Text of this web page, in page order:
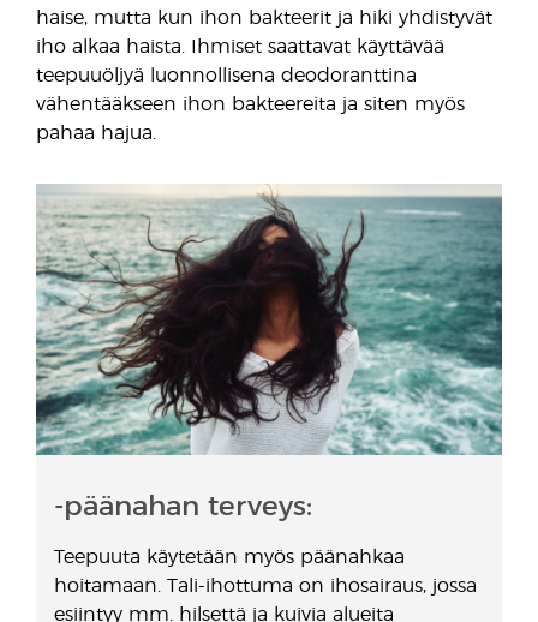
haise, mutta kun ihon bakteerit ja hiki yhdistyvät
iho alkaa haista. Ihmiset saattavat käyttävää
teepuuöljyä luonnollisena deodoranttina
vähentääkseen ihon bakteereita ja siten myös
pahaa hajua.
-päänahan terveys:
Teepuuta käytetään myös päänahkaa
hoitamaan. Tali-ihottuma on ihosairaus, jossa
esiintyy mm. hilsettä ja kuivia alueita